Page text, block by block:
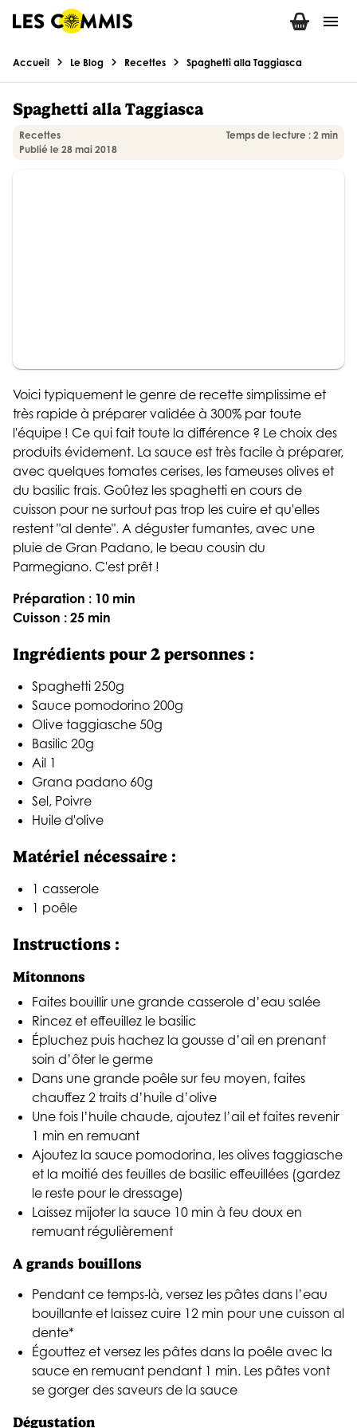
menu
Accueil chevron_right Le Blog chevron_right Recettes chevron_right Spaghetti alla Taggiasca
Spaghetti alla Taggiasca
Recettes
Publié le 28 mai 2018
Temps de lecture : 2 min
Voici typiquement le genre de recette simplissime et
très rapide à préparer validée à 300% par toute
l'équipe ! Ce qui fait toute la différence ? Le choix des
produits évidement. La sauce est très facile à préparer,
avec quelques tomates cerises, les fameuses olives et
du basilic frais. Goûtez les spaghetti en cours de
cuisson pour ne surtout pas trop les cuire et qu'elles
restent "al dente". A déguster fumantes, avec une
pluie de Gran Padano, le beau cousin du
Parmegiano. C'est prêt !
Préparation : 10 min
Cuisson : 25 min
Ingrédients pour 2 personnes :
Spaghetti 250g
Sauce pomodorino 200g
Olive taggiasche 50g
Basilic 20g
Ail 1
Grana padano 60g
Sel, Poivre
Huile d'olive
Matériel nécessaire :
1 casserole
1 poêle
Instructions :
Mitonnons
Faites bouillir une grande casserole d’eau salée
Rincez et effeuillez le basilic
Épluchez puis hachez la gousse d’ail en prenant
soin d’ôter le germe
Dans une grande poêle sur feu moyen, faites
chauffez 2 traits d’huile d’olive
Une fois l’huile chaude, ajoutez l’ail et faites revenir
1 min en remuant
Ajoutez la sauce pomodorina, les olives taggiasche
et la moitié des feuilles de basilic effeuillées (gardez
le reste pour le dressage)
Laissez mijoter la sauce 10 min à feu doux en
remuant régulièrement
A grands bouillons
Pendant ce temps-là, versez les pâtes dans l’eau
bouillante et laissez cuire 12 min pour une cuisson al
dente*
Égouttez et versez les pâtes dans la poêle avec la
sauce en remuant pendant 1 min. Les pâtes vont
se gorger des saveurs de la sauce
Dégustation